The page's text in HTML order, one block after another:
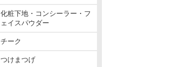
化粧下地・コンシーラー・フ
ェイスパウダー
チーク
つけまつげ